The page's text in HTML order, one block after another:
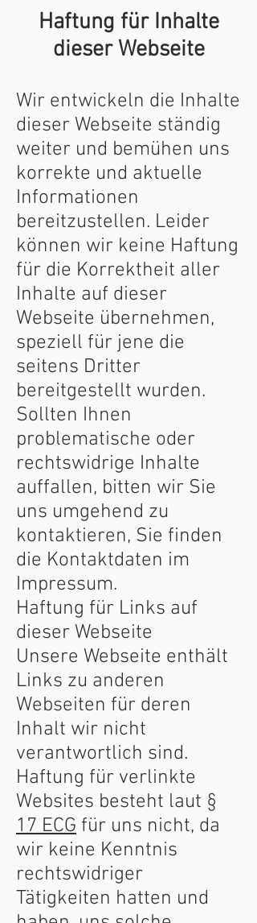
Haftung für Inhalte
dieser Webseite
Wir entwickeln die Inhalte
dieser Webseite ständig
weiter und bemühen uns
korrekte und aktuelle
Informationen
bereitzustellen. Leider
können wir keine Haftung
für die Korrektheit aller
Inhalte auf dieser
Webseite übernehmen,
speziell für jene die
seitens Dritter
bereitgestellt wurden.
Sollten Ihnen
problematische oder
rechtswidrige Inhalte
auffallen, bitten wir Sie
uns umgehend zu
kontaktieren, Sie finden
die Kontaktdaten im
Impressum.
Haftung für Links auf
dieser Webseite
Unsere Webseite enthält
Links zu anderen
Webseiten für deren
Inhalt wir nicht
verantwortlich sind.
Haftung für verlinkte
Websites besteht laut §
17 ECG für uns nicht, da
wir keine Kenntnis
rechtswidriger
Tätigkeiten hatten und